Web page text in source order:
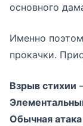
основного
Именно
прокачки.
Взрыв стихии
Обычная атака